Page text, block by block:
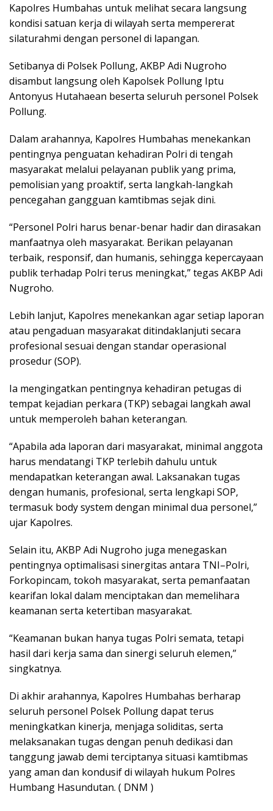
Kapolres Humbahas untuk melihat secara langsung
kondisi satuan kerja di wilayah serta mempererat
silaturahmi dengan personel di lapangan.
Setibanya di Polsek Pollung, AKBP Adi Nugroho
disambut langsung oleh Kapolsek Pollung Iptu
Antonyus Hutahaean beserta seluruh personel Polsek
Pollung.
Dalam arahannya, Kapolres Humbahas menekankan
pentingnya penguatan kehadiran Polri di tengah
masyarakat melalui pelayanan publik yang prima,
pemolisian yang proaktif, serta langkah-langkah
pencegahan gangguan kamtibmas sejak dini.
“Personel Polri harus benar-benar hadir dan dirasakan
manfaatnya oleh masyarakat. Berikan pelayanan
terbaik, responsif, dan humanis, sehingga kepercayaan
publik terhadap Polri terus meningkat,” tegas AKBP Adi
Nugroho.
Lebih lanjut, Kapolres menekankan agar setiap laporan
atau pengaduan masyarakat ditindaklanjuti secara
profesional sesuai dengan standar operasional
prosedur (SOP).
Ia mengingatkan pentingnya kehadiran petugas di
tempat kejadian perkara (TKP) sebagai langkah awal
untuk memperoleh bahan keterangan.
“Apabila ada laporan dari masyarakat, minimal anggota
harus mendatangi TKP terlebih dahulu untuk
mendapatkan keterangan awal. Laksanakan tugas
dengan humanis, profesional, serta lengkapi SOP,
termasuk body system dengan minimal dua personel,”
ujar Kapolres.
Selain itu, AKBP Adi Nugroho juga menegaskan
pentingnya optimalisasi sinergitas antara TNI–Polri,
Forkopincam, tokoh masyarakat, serta pemanfaatan
kearifan lokal dalam menciptakan dan memelihara
keamanan serta ketertiban masyarakat.
“Keamanan bukan hanya tugas Polri semata, tetapi
hasil dari kerja sama dan sinergi seluruh elemen,”
singkatnya.
Di akhir arahannya, Kapolres Humbahas berharap
seluruh personel Polsek Pollung dapat terus
meningkatkan kinerja, menjaga soliditas, serta
melaksanakan tugas dengan penuh dedikasi dan
tanggung jawab demi terciptanya situasi kamtibmas
yang aman dan kondusif di wilayah hukum Polres
Humbang Hasundutan. ( DNM )